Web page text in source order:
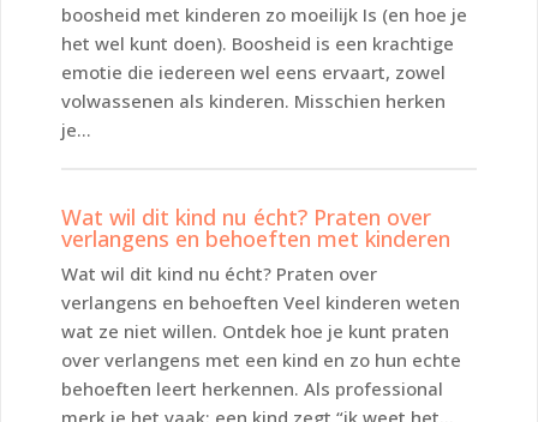
boosheid met kinderen zo moeilijk Is (en hoe je
het wel kunt doen). Boosheid is een krachtige
emotie die iedereen wel eens ervaart, zowel
volwassenen als kinderen. Misschien herken
je...
Wat wil dit kind nu écht? Praten over
verlangens en behoeften met kinderen
Wat wil dit kind nu écht? Praten over
verlangens en behoeften Veel kinderen weten
wat ze niet willen. Ontdek hoe je kunt praten
over verlangens met een kind en zo hun echte
behoeften leert herkennen. Als professional